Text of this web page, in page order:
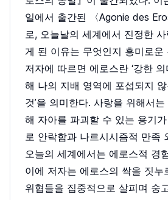
일에서 출간된 〈Agonie des
로, 오늘날의 세계에서 진정한
게 된 이유는 무엇인지 흥미로운
저자에 따르면 에로스란 ‘강한
해 나의 지배 영역에 포섭되지
것’을 의미한다. 사랑을 위해서
해 자아를 파괴할 수 있는 용기
로 안락함과 나르시시즘적 만족
오늘의 세계에서는 에로스적 경
이에 저자는 에로스의 싹을 짓누
위협들을 집중적으로 살피며 숭